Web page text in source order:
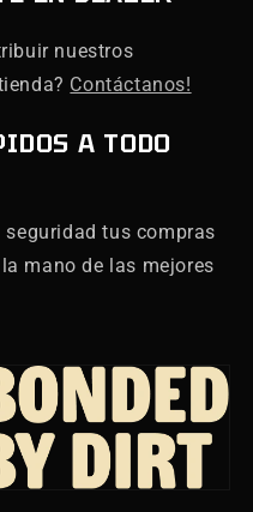
nuestros
Contáctanos!
A TODO
seguridad tus compras
mano de las mejores